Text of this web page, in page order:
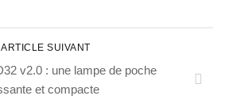
ARTICLE SUIVANT
v2.0 : une lampe de poche
et compacte